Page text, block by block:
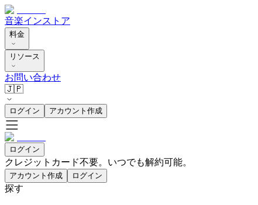
音楽インストア
料金
リソース
お問い合わせ
🇯🇵
ログイン アカウント作成
ログイン
クレジットカード不要。いつでも解約可能。
アカウント作成 ログイン
探す